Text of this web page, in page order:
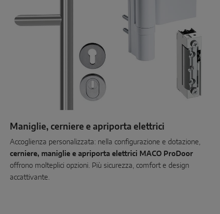
Maniglie, cerniere e apriporta elettrici
Accoglienza personalizzata: nella configurazione e dotazione,
cerniere, maniglie e apriporta elettrici MACO ProDoor
offrono molteplici opzioni. Più sicurezza, comfort e design
accattivante.